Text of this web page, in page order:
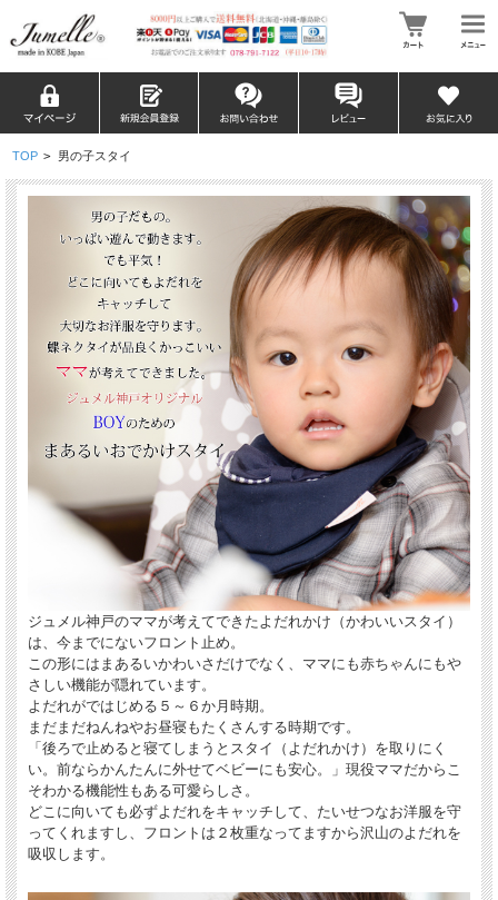
TOP > 男の子スタイ
ジュメル神戸のママが考えてできたよだれかけ（かわいいスタイ）
は、今までにないフロント止め。
この形にはまあるいかわいさだけでなく、ママにも赤ちゃんにもや
さしい機能が隠れています。
よだれがではじめる５～６か月時期。
まだまだねんねやお昼寝もたくさんする時期です。
「後ろで止めると寝てしまうとスタイ（よだれかけ）を取りにく
い。前ならかんたんに外せてベビーにも安心。」現役ママだからこ
そわかる機能性もある可愛らしさ。
どこに向いても必ずよだれをキャッチして、たいせつなお洋服を守
ってくれますし、フロントは２枚重なってますから沢山のよだれを
吸収します。